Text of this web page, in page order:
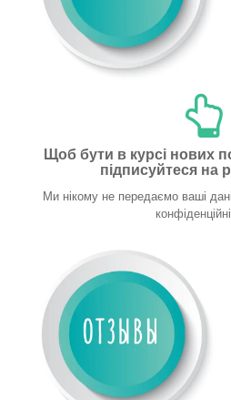
Щоб бути в курсі нових
підписуйтеся на
Ми нікому не передаємо ваші